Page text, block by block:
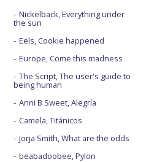
Nickelback, Everything under
the sun
Eels, Cookie happened
Europe, Come this madness
The Script, The user's guide to
being human
Anni B Sweet, Alegría
Camela, Titánicos
Jorja Smith, What are the odds
beabadoobee, Pylon